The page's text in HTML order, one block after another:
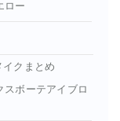
ロー
クまとめ
スボーテアイブロ